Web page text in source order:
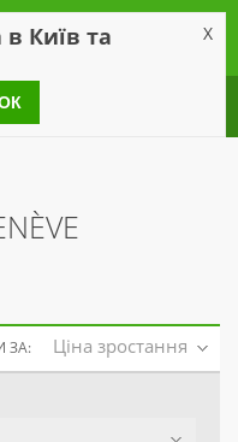
ЗА: Ціна зростання
Київ та X